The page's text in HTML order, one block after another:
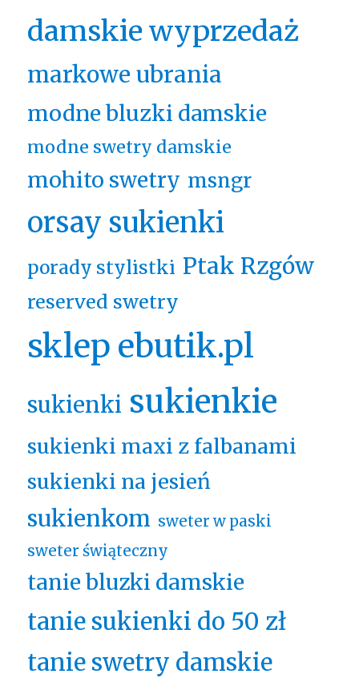
damskie wyprzedaż
markowe ubrania
modne bluzki damskie
modne swetry damskie
mohito swetry msngr
orsay sukienki
porady stylistki Ptak Rzgów
reserved swetry
sklep ebutik.pl
sukienki sukienkie
sukienki maxi z falbanami
sukienki na jesień
sukienkom sweter w paski
sweter świąteczny
tanie bluzki damskie
tanie sukienki do 50 zł
tanie swetry damskie